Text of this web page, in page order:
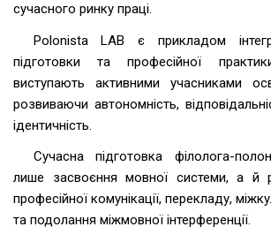
сучасного ринку праці.
Polonista LAB є прикладом
підготовки та професійної
виступають активними учасниками
розвиваючи автономність,
ідентичність.
Сучасна підготовка філолога-
лише засвоєння мовної системи, а й
професійної комунікації, перекладу,
та подолання міжмовної інтерференції.